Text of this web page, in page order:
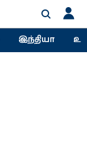
இந்தியா